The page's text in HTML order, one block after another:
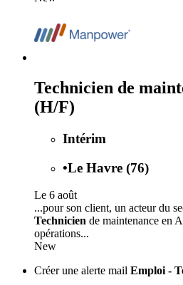
Technicien de
(H/F)
Intérim
•Le Havre (76)
Le 6 août
...pour son client, un acteur du
Technicien de maintenance en
opérations...
New
Créer une alerte mail Emploi -